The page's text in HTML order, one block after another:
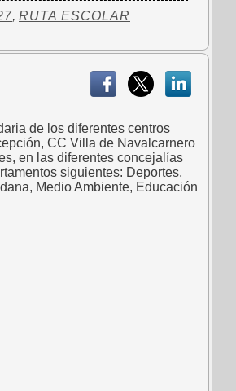
, RUTA ESCOLAR
de los diferentes centros
CC Villa de Navalcarnero
en las diferentes concejalías
siguientes: Deportes,
Medio Ambiente, Educación